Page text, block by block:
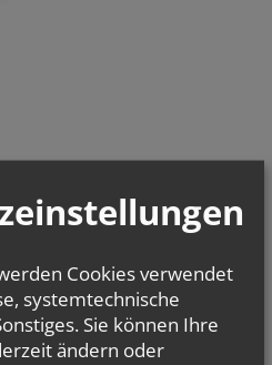
Cookies verwendet
systemtechnische
Sie können Ihre
ändern oder